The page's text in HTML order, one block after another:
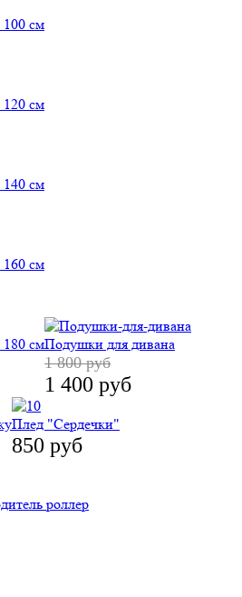
см
см
см
см
смПодушки для дивана
1 800 руб
1 400 руб
Плед "Сердечки"
850 руб
роллер